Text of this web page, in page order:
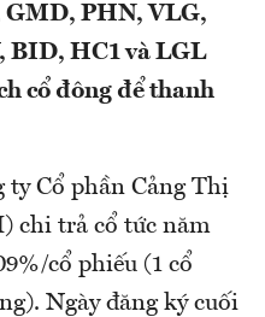
PHN, VLG,
BID, HC1 và LGL
cổ đông để thanh
ty Cổ phần Cảng Thị
chi trả cổ tức năm
cổ phiếu (1 cổ
Ngày đăng ký cuối